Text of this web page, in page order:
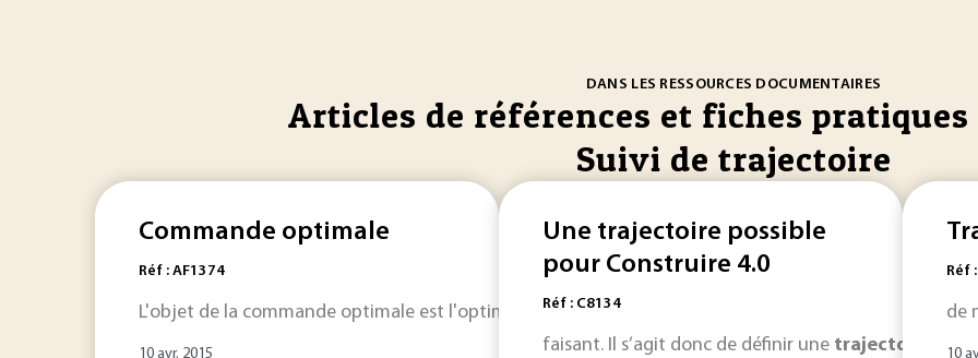
DANS LES RESSOURCES DOCUMENTAIRES
Articles de références et fiches pratiques
Suivi de trajectoire
Commande optimale
Réf : AF1374
L'objet de la commande optimale est l'optimisation de systèmes dynamiques suivant différents
10 avr. 2015
Une trajectoire possible
pour Construire 4.0
Réf : C8134
faisant. Il s’agit donc de définir une trajectoire qui
Réf
de
10